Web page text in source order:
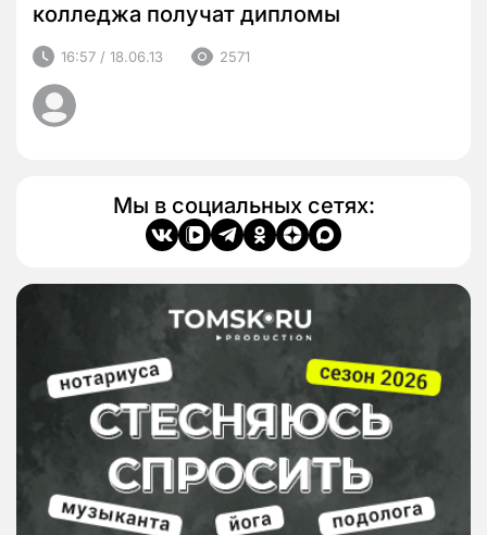
колледжа получат дипломы
16:57 / 18.06.13 2571
Мы в социальных сетях: